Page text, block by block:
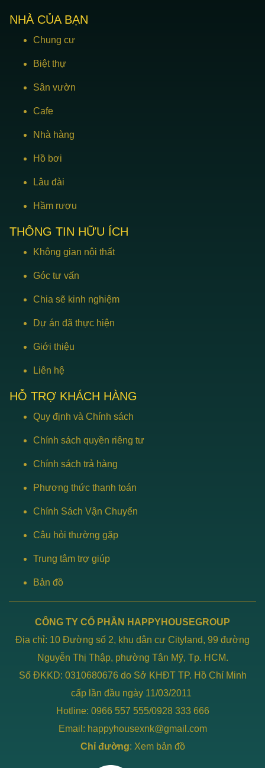
NHÀ CỦA BẠN
Chung cư
Biệt thự
Sân vườn
Cafe
Nhà hàng
Hồ bơi
Lâu đài
Hầm rượu
THÔNG TIN HỮU ÍCH
Không gian nội thất
Góc tư vấn
Chia sẽ kinh nghiệm
Dự án đã thực hiện
Giới thiệu
Liên hệ
HỖ TRỢ KHÁCH HÀNG
Quy định và Chính sách
Chính sách quyền riêng tư
Chính sách trả hàng
Phương thức thanh toán
Chính Sách Vận Chuyển
Câu hỏi thường gặp
Trung tâm trợ giúp
Bản đồ
CÔNG TY CỔ PHẦN HAPPYHOUSEGROUP
Địa chỉ: 10 Đường số 2, khu dân cư Cityland, 99 đường
Nguyễn Thị Thập, phường Tân Mỹ, Tp. HCM.
Số ĐKKD: 0310680676 do Sở KHĐT TP. Hồ Chí Minh
cấp lần đầu ngày 11/03/2011
Hotline: 0966 557 555/0928 333 666
Email: happyhousexnk@gmail.com
Chỉ đường: Xem bản đồ